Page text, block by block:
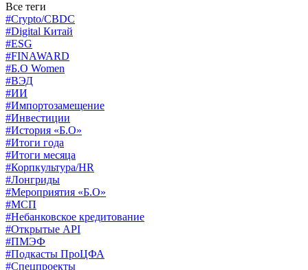
Все теги
#Crypto/CBDC
#Digital Китай
#ESG
#FINAWARD
#Б.О Women
#ВЭД
#ИИ
#Импортозамещение
#Инвестиции
#История «Б.О»
#Итоги года
#Итоги месяца
#Корпкультура/HR
#Лонгриды
#Мероприятия «Б.О»
#МСП
#Небанковское кредитование
#Открытые API
#ПМЭФ
#Подкасты ПроЦФА
#Спецпроекты